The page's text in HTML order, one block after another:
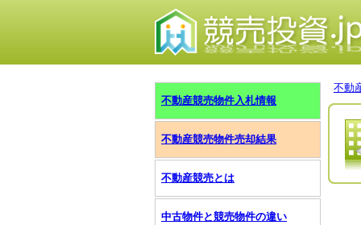
不動
不動産競売物件入札情報
不動産競売物件売却結果
不動産競売とは
中古物件と競売物件の違い